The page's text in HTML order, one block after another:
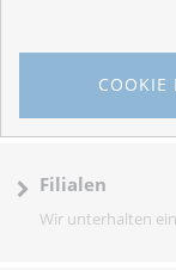
COOKIE
Filialen
Wir unterhalten